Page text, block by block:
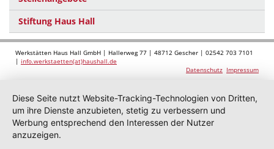
Stiftung Haus Hall
Werkstätten Haus Hall GmbH | Hallerweg 77 | 48712 Gescher | 02542 703 7101
| info.werkstaetten(at)haushall.de
Datenschutz Impressum
Diese Seite nutzt Website-Tracking-Technologien von Dritten,
um ihre Dienste anzubieten, stetig zu verbessern und
Werbung entsprechend den Interessen der Nutzer
anzuzeigen.